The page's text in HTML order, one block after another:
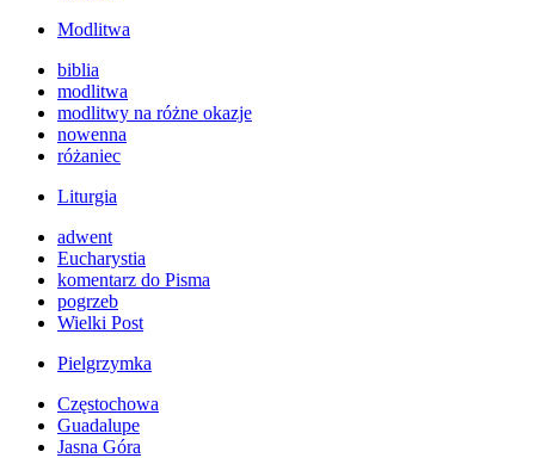
Modlitwa
biblia
modlitwa
modlitwy na różne okazje
nowenna
różaniec
Liturgia
adwent
Eucharystia
komentarz do Pisma
pogrzeb
Wielki Post
Pielgrzymka
Częstochowa
Guadalupe
Jasna Góra